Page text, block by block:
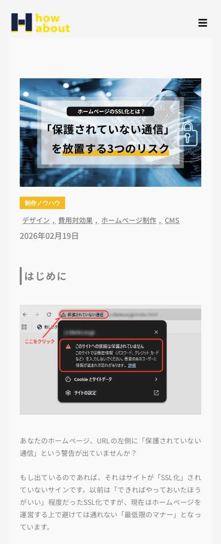
制作ノウハウ
デザイン , 費用対効果 , ホームページ制作 , CMS
2026年02月19日
はじめに
あなたのホームページ、URLの左側に「保護されていない
通信」という警告が出ていませんか？
もし出ているのであれば、それはサイトが「SSL化」され
ていないサインです。以前は「できればやっておいたほう
がいい」程度だったSSL化ですが、現在はホームページを
運営する上で避けては通れない「最低限のマナー」となっ
ています。